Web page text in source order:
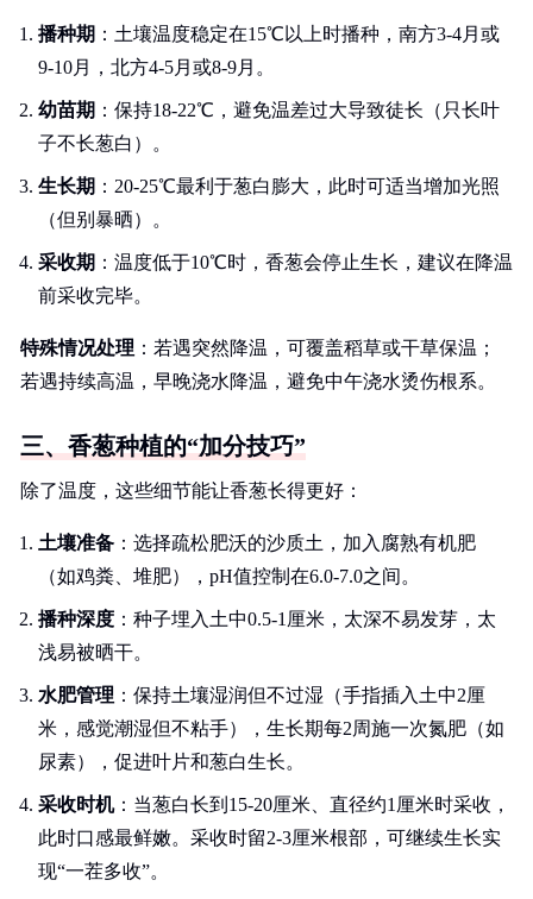
播种期 ：土壤温度稳定在15℃以上时播种，南方3-4月或
9-10月，北方4-5月或8-9月。
幼苗期 ：保持18-22℃，避免温差过大导致徒长（只长叶
子不长葱白）。
生长期 ：20-25℃最利于葱白膨大，此时可适当增加光照
（但别暴晒）。
采收期 ：温度低于10℃时，香葱会停止生长，建议在降温
前采收完毕。
特殊情况处理 ：若遇突然降温，可覆盖稻草或干草保温；
若遇持续高温，早晚浇水降温，避免中午浇水烫伤根系。
三、香葱种植的“加分技巧”
除了温度，这些细节能让香葱长得更好：
土壤准备 ：选择疏松肥沃的沙质土，加入腐熟有机肥
（如鸡粪、堆肥），pH值控制在6.0-7.0之间。
播种深度 ：种子埋入土中0.5-1厘米，太深不易发芽，太
浅易被晒干。
水肥管理 ：保持土壤湿润但不过湿（手指插入土中2厘
米，感觉潮湿但不粘手），生长期每2周施一次氮肥（如
尿素），促进叶片和葱白生长。
采收时机：当葱白长到15-20厘米、直径约1厘米时采收，
此时口感最鲜嫩。采收时留2-3厘米根部，可继续生长实
现“一茬多收”。